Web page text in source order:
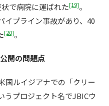
で病院に運ばれた[19]。
イプライン事故があり、40
[20]。
開の問題点
国ルイジアナでの「クリー
うプロジェクト名でJBICウ